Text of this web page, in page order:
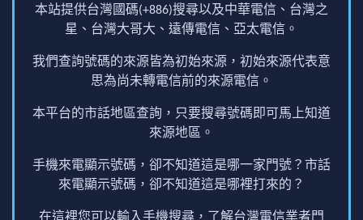
本站提供台灣國碼(+886)搜尋以及中華電信、台灣之
星、台灣大哥大、遠傳電信、亞太電信。
我們查詢號碼的來源皆為初始來源，初始來源代表意
思為尚未轉電信前的來源電信。
本平台的市話地區查詢，只要搜尋號碼即可馬上知道
來源地區。
手機來電顯示號碼，卻不知道這是哪一家門號？市話
來電顯示號碼，卻不知道這是哪裡打來的？